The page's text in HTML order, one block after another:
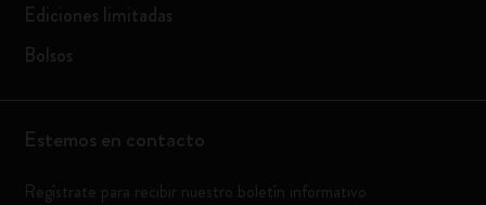
Ediciones limitadas
Bolsos
Estemos en contacto
Regístrate para recibir nuestro boletín informativo